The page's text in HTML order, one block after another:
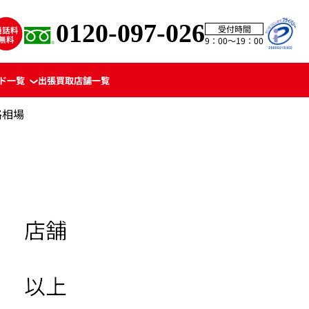
0120-097-026
受付時間
9：00〜19：00
一覧 出張買取店舗一覧
場
店舗
以上